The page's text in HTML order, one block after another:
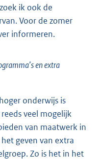
ik ook de
Voor de zomer
informeren.
en extra
onderwijs is
veel mogelijk
van maatwerk in
geven van extra
Zo is het in het